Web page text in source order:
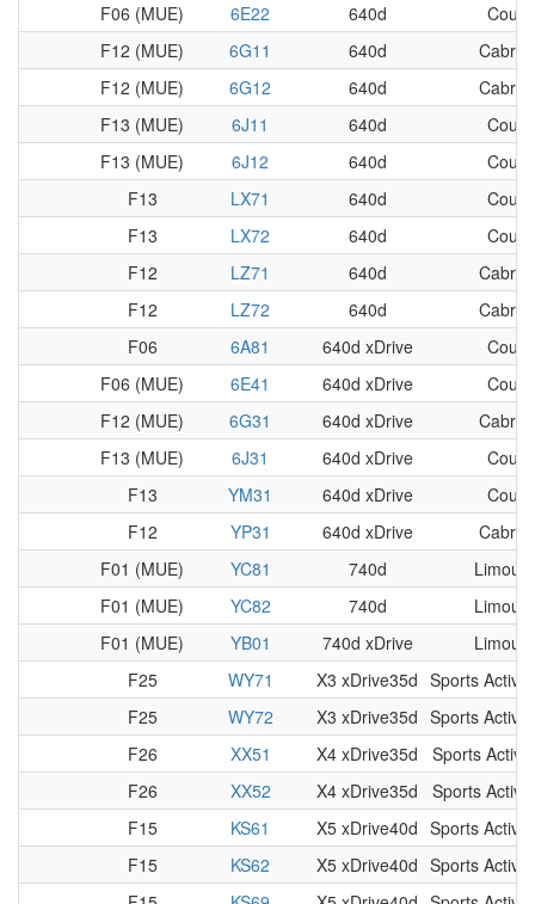
F06 (MUE)
6E22 640d
F12 (MUE)
6G11 640d
F12 (MUE)
6G12 640d
F13 (MUE)
6J11 640d
F13 (MUE)
6J12 640d
F13
LX71 640d
F13
LX72 640d
F12
LZ71 640d
F12
LZ72 640d
F06
6A81 640d xDrive
F06 (MUE)
6E41 640d xDrive
F12 (MUE)
6G31 640d xDrive
F13 (MUE)
6J31 640d xDrive
F13
YM31 640d xDrive
F12
YP31 640d xDrive
F01 (MUE)
YC81 740d
F01 (MUE)
YC82 740d
F01 (MUE)
YB01 740d xDrive
F25
WY71 X3 xDrive35d Sports
F25
WY72 X3 xDrive35d Sports
F26
XX51 X4 xDrive35d
Sports
F26
XX52 X4 xDrive35d
Sports
F15
KS61 X5 xDrive40d Sports
F15
KS62 X5 xDrive40d Sports